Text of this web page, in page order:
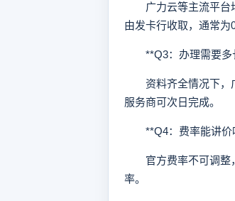
广力云等主流平台均
由发卡行收取，通常为
**Q3：办理需要多
资料齐全情况下，广
服务商可次日完成。
**Q4：费率能讲价
官方费率不可调整，
率。